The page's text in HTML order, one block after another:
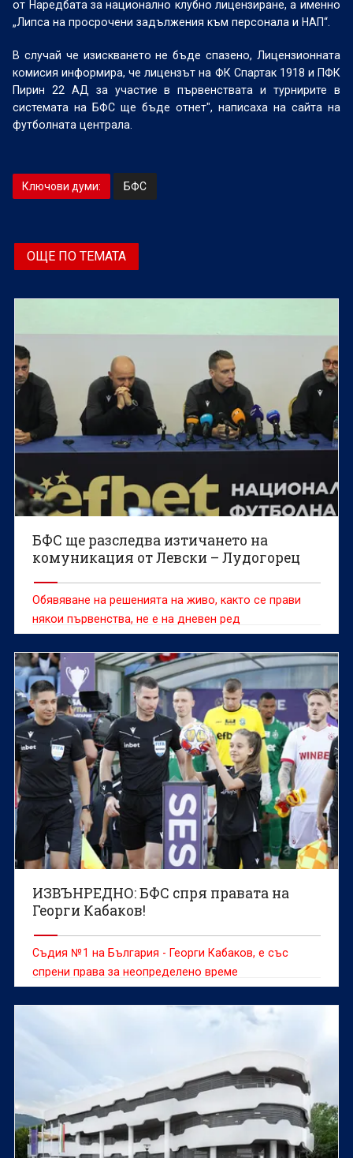
от Наредбата за национално клубно лицензиране, а именно
„Липса на просрочени задължения към персонала и НАП“.
В случай че изискването не бъде спазено, Лицензионната
комисия информира, че лицензът на ФК Спартак 1918 и ПФК
Пирин 22 АД за участие в първенствата и турнирите в
системата на БФС ще бъде отнет", написаха на сайта на
футболната централа.
Ключови думи: БФС
ОЩЕ ПО ТЕМАТА
БФС ще разследва изтичането на
комуникация от Левски – Лудогорец
Обявяване на решенията на живо, както се прави
някои първенства, не е на дневен ред
ИЗВЪНРЕДНО: БФС спря правата на
Георги Кабаков!
Съдия №1 на България - Георги Кабаков, е със
спрени права за неопределено време